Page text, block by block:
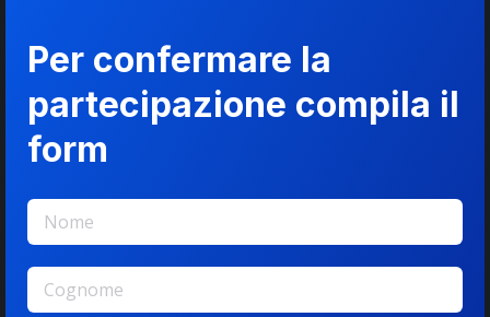
Per confermare la
partecipazione compila il
form